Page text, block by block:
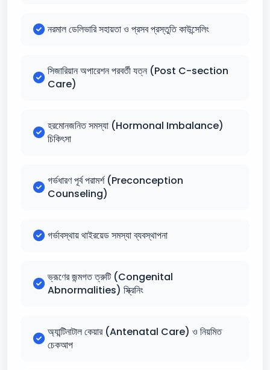
নরমাল ডেলিভারি সহায়তা ও প্রসব প্রস্তুতি কাউন্সেলিং
সিজারিয়ান অপারেশন পরবর্তী যত্ন (Post C-section
Care)
হরমোনজনিত সমস্যা (Hormonal Imbalance)
চিকিৎসা
গর্ভধারণ পূর্ব পরামর্শ (Preconception
Counseling)
গর্ভাবস্থায় থাইরয়েড সমস্যা ব্যবস্থাপনা
ভ্রূণের জন্মগত ত্রুটি (Congenital
Abnormalities) স্ক্রিনিং
অ্যান্টিনাটাল কেয়ার (Antenatal Care) ও নিয়মিত
চেকআপ